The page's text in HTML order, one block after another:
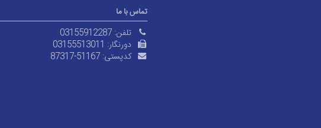
تماس با ما
تلفن: 03155912287
دورنگار: 03155513011
کدپستی: 87317-51167